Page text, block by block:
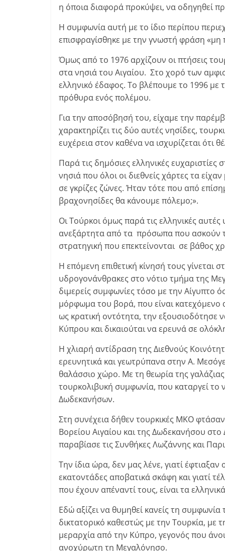
η όποια διαφορά προκύψει, να οδηγηθεί
Η συμφωνία αυτή με το ίδιο περίπου
επισφραγίσθηκε με την γνωστή φράση «μη
Όμως από το 1976 αρχίζουν οι πτήσεις
στα νησιά του Αιγαίου. Στο χορό των
ελληνικό έδαφος. Το βλέπουμε το 1996 με
πρόθυρα ενός πολέμου.
Για την αποσόβησή του, είχαμε την
χαρακτηρίζει τις δύο αυτές νησίδες,
ευχέρεια στον καθένα να ισχυρίζεται ότι
Παρά τις δημόσιες ελληνικές
νησιά που όλοι οι διεθνείς χάρτες τα
σε γκρίζες ζώνες. Ήταν τότε που από
βραχονησίδες θα κάνουμε πόλεμο;».
Οι Τούρκοι όμως παρά τις ελληνικές
ανεξάρτητα από τα πρόσωπα που ασκούν
στρατηγική που επεκτείνονται σε βάθος
Η επόμενη επιθετική κίνησή τους γίνεται
υδρογονάνθρακες στο νότιο τμήμα της
διμερείς συμφωνίες τόσο με την Αίγυπτο
μόρφωμα του βορά, που είναι κατεχόμενο
ως κρατική οντότητα, την εξουσιοδότησε
Κύπρου και δικαιούται να ερευνά σε
Η χλιαρή αντίδραση της Διεθνούς
ερευνητικά και γεωτρύπανα στην Α.
θαλάσσιο χώρο. Με τη θεωρία της
τουρκολιβυκή συμφωνία, που καταργεί το
Δωδεκανήσων.
Στη συνέχεια δήθεν τουρκικές ΜΚΟ
Βορείου Αιγαίου και της Δωδεκανήσου
παραβίασε τις Συνθήκες Λωζάννης και
Την ίδια ώρα, δεν μας λένε, γιατί
εκατοντάδες αποβατικά σκάφη και γιατί
που έχουν απέναντί τους, είναι τα
Εδώ αξίζει να θυμηθεί κανείς τη
δικτατορικό καθεστώς με την Τουρκία, με
μεραρχία από την Κύπρο, γεγονός που
ανοχύρωτη τη Μεγαλόνησο.